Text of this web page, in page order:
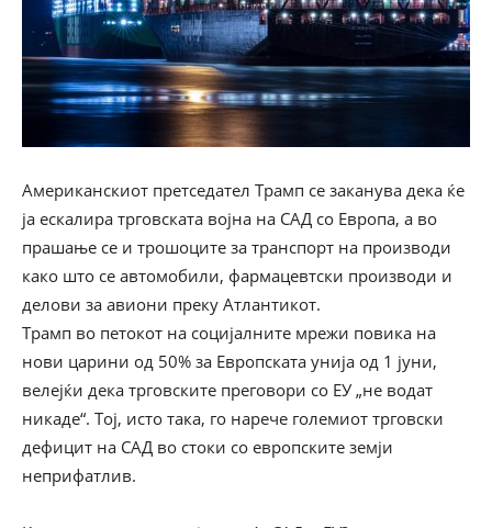
Американскиот претседател Трамп се заканува дека ќе
ја ескалира трговската војна на САД со Европа, а во
прашање се и трошоците за транспорт на производи
како што се автомобили, фармацевтски производи и
делови за авиони преку Атлантикот.
Трамп во петокот на социјалните мрежи повика на
нови царини од 50% за Европската унија од 1 јуни,
велејќи дека трговските преговори со ЕУ „не водат
никаде“. Тој, исто така, го нарече големиот трговски
дефицит на САД во стоки со европските земји
неприфатлив.